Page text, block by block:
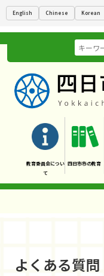
English Chinese Korean
教育委員会につい
て
四日市市の教育
よくある質問